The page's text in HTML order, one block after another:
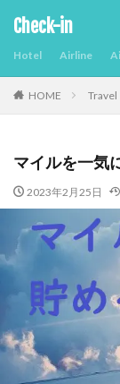
Check-in
Hotel Airline
HOME Travel
マイルを一気
2023年2月25日